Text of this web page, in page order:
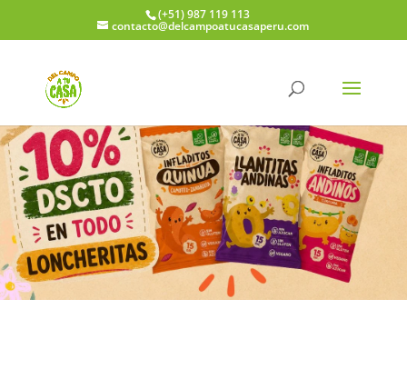
(+51) 987 119 113
contacto@delcampoatucasaperu.com